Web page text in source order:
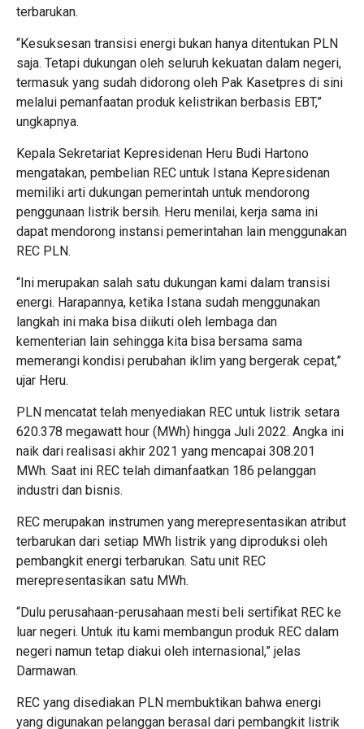
terbarukan.
“Kesuksesan transisi energi bukan hanya ditentukan PLN
saja. Tetapi dukungan oleh seluruh kekuatan dalam negeri,
termasuk yang sudah didorong oleh Pak Kasetpres di sini
melalui pemanfaatan produk kelistrikan berbasis EBT,”
ungkapnya.
Kepala Sekretariat Kepresidenan Heru Budi Hartono
mengatakan, pembelian REC untuk Istana Kepresidenan
memiliki arti dukungan pemerintah untuk mendorong
penggunaan listrik bersih. Heru menilai, kerja sama ini
dapat mendorong instansi pemerintahan lain menggunakan
REC PLN.
“Ini merupakan salah satu dukungan kami dalam transisi
energi. Harapannya, ketika Istana sudah menggunakan
langkah ini maka bisa diikuti oleh lembaga dan
kementerian lain sehingga kita bisa bersama sama
memerangi kondisi perubahan iklim yang bergerak cepat,”
ujar Heru.
PLN mencatat telah menyediakan REC untuk listrik setara
620.378 megawatt hour (MWh) hingga Juli 2022. Angka ini
naik dari realisasi akhir 2021 yang mencapai 308.201
MWh. Saat ini REC telah dimanfaatkan 186 pelanggan
industri dan bisnis.
REC merupakan instrumen yang merepresentasikan atribut
terbarukan dari setiap MWh listrik yang diproduksi oleh
pembangkit energi terbarukan. Satu unit REC
merepresentasikan satu MWh.
“Dulu perusahaan-perusahaan mesti beli sertifikat REC ke
luar negeri. Untuk itu kami membangun produk REC dalam
negeri namun tetap diakui oleh internasional,” jelas
Darmawan.
REC yang disediakan PLN membuktikan bahwa energi
yang digunakan pelanggan berasal dari pembangkit listrik